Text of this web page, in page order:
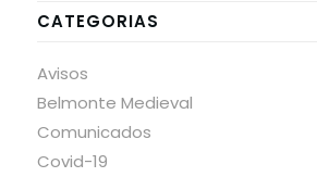
CATEGORIAS
Avisos
Belmonte Medieval
Comunicados
Covid-19